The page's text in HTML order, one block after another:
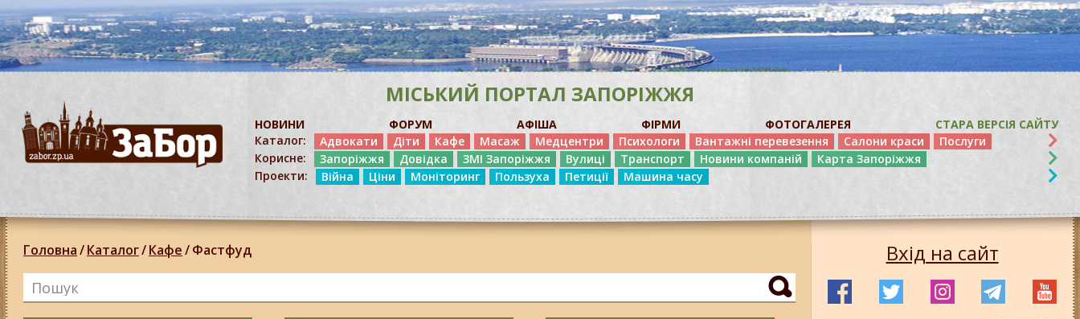
МІСЬКИЙ ПОРТАЛ ЗАПОРІЖЖЯ
НОВИНИ ФОРУМ АФІША ФІРМИ ФОТОГАЛЕРЕЯ
СТАРА ВЕРСІЯ САЙТУ
Каталог:
Адвокати Діти Кафе Масаж Медцентри Психологи Вантажні перевезення Салони краси
Послуги
Корисне:
Запоріжжя Довідка ЗМІ Запоріжжя Вулиці Транспорт Новини компаній
Карта Запоріжжя
Проекти:
Війна Ціни Моніторинг Пользуха Петиції Машина часу
Головна/Каталог/Кафе/Фастфуд Вхід на сайт